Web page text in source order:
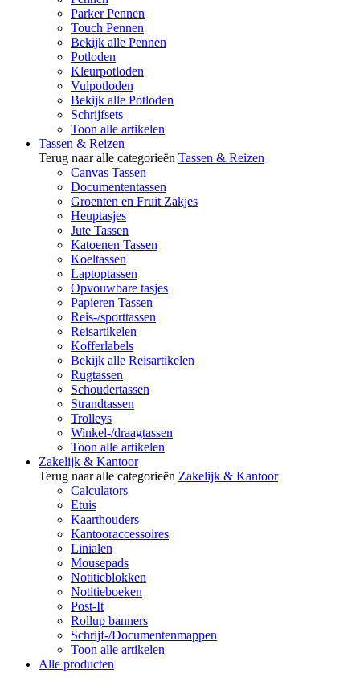
Parker Pennen
Touch Pennen
Bekijk alle Pennen
Potloden
Kleurpotloden
Vulpotloden
Bekijk alle Potloden
Schrijfsets
Toon alle artikelen
Tassen & Reizen
Terug naar alle categorieën Tassen & Reizen
Canvas Tassen
Documententassen
Groenten en Fruit Zakjes
Heuptasjes
Jute Tassen
Katoenen Tassen
Koeltassen
Laptoptassen
Opvouwbare tasjes
Papieren Tassen
Reis-/sporttassen
Reisartikelen
Kofferlabels
Bekijk alle Reisartikelen
Rugtassen
Schoudertassen
Strandtassen
Trolleys
Winkel-/draagtassen
Toon alle artikelen
Zakelijk & Kantoor
Terug naar alle categorieën Zakelijk & Kantoor
Calculators
Etuis
Kaarthouders
Kantooraccessoires
Linialen
Mousepads
Notitieblokken
Notitieboeken
Post-It
Rollup banners
Schrijf-/Documentenmappen
Toon alle artikelen
Alle producten